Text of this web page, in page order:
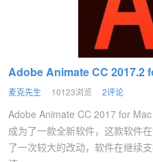
Adobe Animate CC 2017.2
麦克先生 10123浏览 2评论
Adobe Animate CC 2017 for
成为了一款全新软件，这款软件
了一次较大的改动，软件在继续